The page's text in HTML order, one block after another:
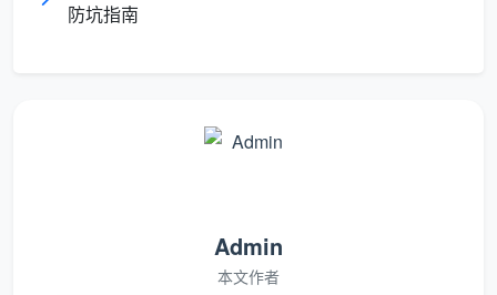
洁服务清单》逐项作业，全屋玻璃内外及窗框轨
收，全部验收合格并签字确认后，方视为交付完
防坑指南
Admin
本文作者